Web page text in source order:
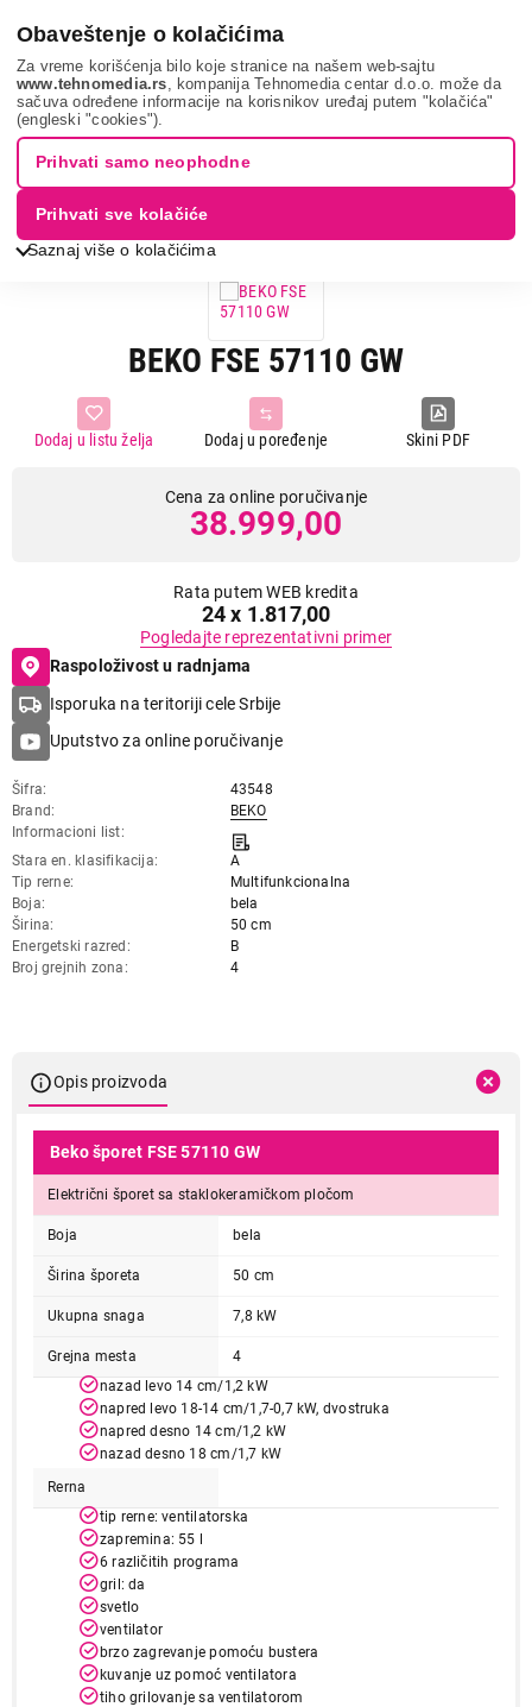
Obaveštenje o kolačićima
Za vreme korišćenja bilo koje stranice na našem web-sajtu
www.tehnomedia.rs , kompanija Tehnomedia centar d.o.o. može da
sačuva određene informacije na korisnikov uređaj putem "kolačića"
(engleski "cookies").
Saznaj više o kolačićima
Prihvati samo neophodne
Prihvati sve kolačiće
Bela tehnika Šporeti Staklokeramički šporeti
Beko fse
57110 ...
BEKO FSE 57110 GW
Skini PDF
Dodaj u poređenje
Dodaj u listu želja
Cena za online poručivanje
38.999,00
Rata putem WEB kredita
24 x 1.817,00
Pogledajte reprezentativni primer
Raspoloživost u radnjama
Isporuka na teritoriji cele Srbije
Uputstvo za online poručivanje
Šifra
43548
Brand
BEKO
Informacioni list
Stara en. klasifikacija
A
Tip rerne
Multifunkcionalna
Boja
bela
Širina
50 cm
Energetski razred
B
Broj grejnih zona
4
Opis proizvoda
Beko šporet FSE 57110 GW
Električni šporet sa staklokeramičkom pločom
Boja bela
Širina šporeta 50 cm
Ukupna snaga 7,8 kW
Grejna mesta
4
nazad levo 14 cm/1,2 kW
napred levo 18-14 cm/1,7-0,7 kW, dvostruka
napred desno 14 cm/1,2 kW
nazad desno 18 cm/1,7 kW
Rerna
tip rerne: ventilatorska
zapremina: 55 l
6 različitih programa
gril: da
svetlo
ventilator
brzo zagrevanje pomoću bustera
kuvanje uz pomoć ventilatora
tiho grilovanje sa ventilatorom